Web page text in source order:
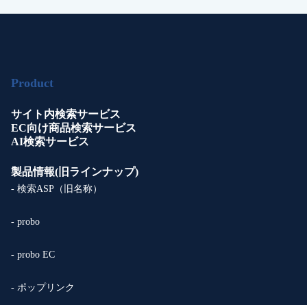
Product
サイト内検索サービス
EC向け商品検索サービス
AI検索サービス
製品情報(旧ラインナップ)
- 検索ASP（旧名称）
- probo
- probo EC
- ポップリンク